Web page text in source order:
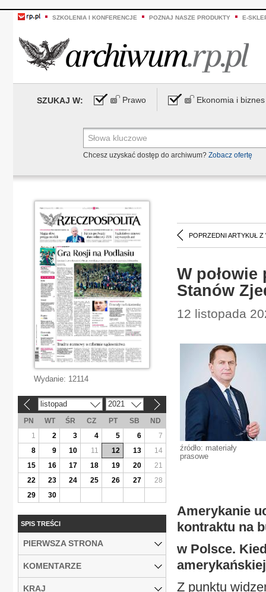
SZKOLENIA I KONFERENCJE POZNAJ NASZE PRODUKTY E-
SZUKAJ W: Prawo Ekonomia i biznes
Chcesz uzyskać dostęp do archiwum? Zobacz ofertę
POPRZEDNI ARTYKUŁ Z
W połowie
Stanów
12 listopada
źródło: materiały
prasowe
Amerykanie
kontraktu na
w Polsce.
Z punktu
Wydanie: 12114
listopad 2021
PN WT ŚR CZ PT SB
ND
1
2 3 4 5 6
7
8
9 10 11 12 13
14
15
16 17 18 19 20
21
22
23 24 25 26 27
28
29
30
SPIS TREŚCI
PIERWSZA STRONA
KOMENTARZE
KRAJ